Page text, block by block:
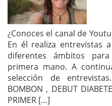
¿Conoces el canal de
En él realiza entrevistas
diferentes ámbitos
primera mano. A
selección de entrevistas.
BOMBON , DEBUT
PRIMER […]